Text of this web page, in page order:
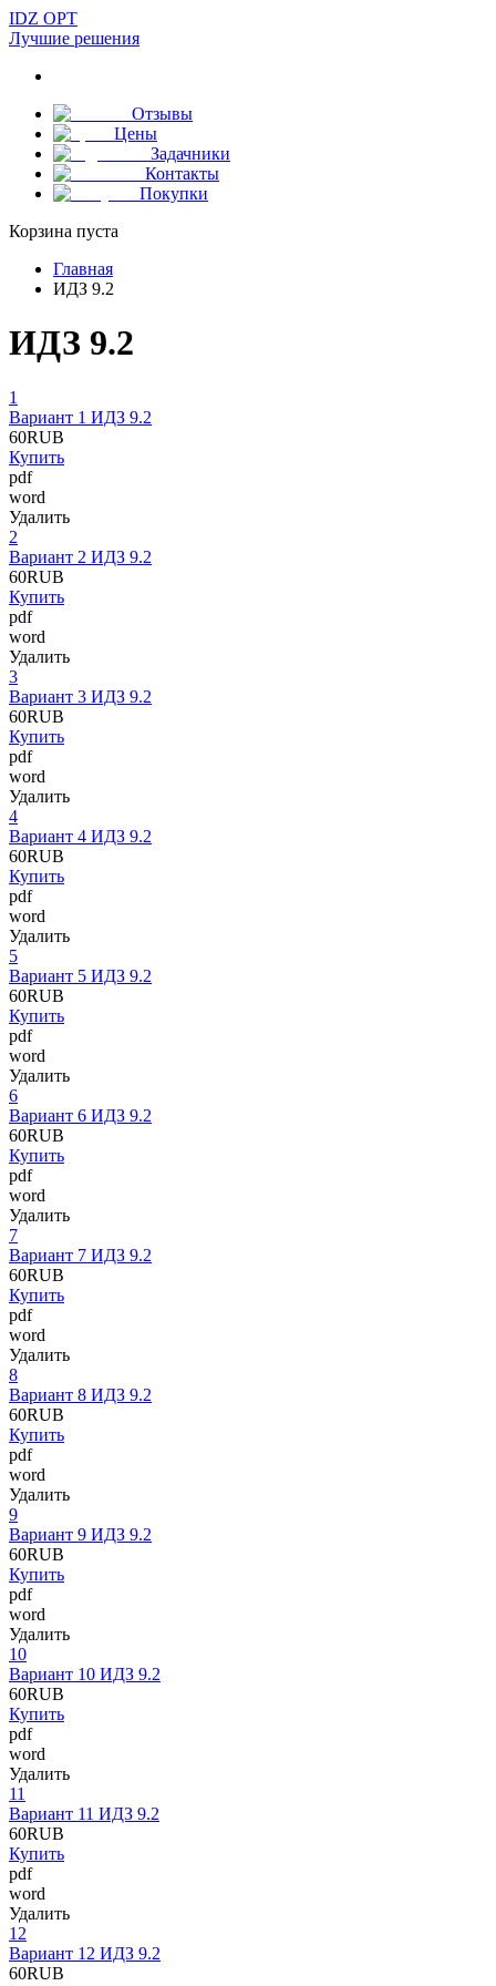
IDZ OPT
Лучшие решения
Отзывы
Цены
Задачники
Контакты
Покупки
Корзина пуста
Главная
ИДЗ 9.2
ИДЗ 9.2
1
Вариант 1 ИДЗ 9.2
60RUB
Купить
pdf
word
Удалить
2
Вариант 2 ИДЗ 9.2
60RUB
Купить
pdf
word
Удалить
3
Вариант 3 ИДЗ 9.2
60RUB
Купить
pdf
word
Удалить
4
Вариант 4 ИДЗ 9.2
60RUB
Купить
pdf
word
Удалить
5
Вариант 5 ИДЗ 9.2
60RUB
Купить
pdf
word
Удалить
6
Вариант 6 ИДЗ 9.2
60RUB
Купить
pdf
word
Удалить
7
Вариант 7 ИДЗ 9.2
60RUB
Купить
pdf
word
Удалить
8
Вариант 8 ИДЗ 9.2
60RUB
Купить
pdf
word
Удалить
9
Вариант 9 ИДЗ 9.2
60RUB
Купить
pdf
word
Удалить
10
Вариант 10 ИДЗ 9.2
60RUB
Купить
pdf
word
Удалить
11
Вариант 11 ИДЗ 9.2
60RUB
Купить
pdf
word
Удалить
12
Вариант 12 ИДЗ 9.2
60RUB